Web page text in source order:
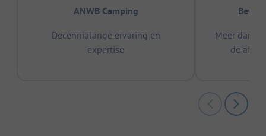
ANWB Camping
Decennialange ervaring en
expertise
Meer dan
de